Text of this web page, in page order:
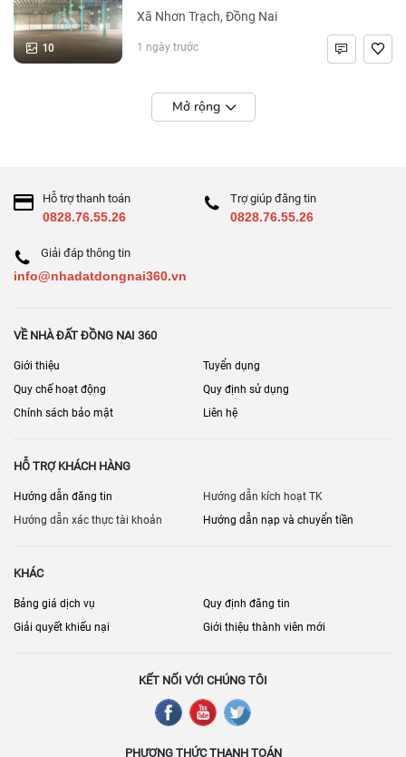
10
Xã Nhơn Trạch, Đồng Nai
1 ngày trước
Mở rộng
Hỗ trợ thanh toán
0828.76.55.26
Trợ giúp đăng tin
0828.76.55.26
Giải đáp thông tin
info@nhadatdongnai360.vn
VỀ NHÀ ĐẤT ĐỒNG NAI 360
Giới thiệu
Tuyển dụng
Quy chế hoạt động
Quy định sử dụng
Chính sách bảo mật
Liên hệ
HỖ TRỢ KHÁCH HÀNG
Hướng dẫn đăng tin
Hướng dẫn kích hoạt TK
Hướng dẫn xác thực tài khoản
Hướng dẫn nạp và chuyển tiền
KHÁC
Bảng giá dịch vụ
Quy định đăng tin
Giải quyết khiếu nại
Giới thiệu thành viên mới
KẾT NỐI VỚI CHÚNG TÔI
PHƯƠNG THỨC THANH TOÁN